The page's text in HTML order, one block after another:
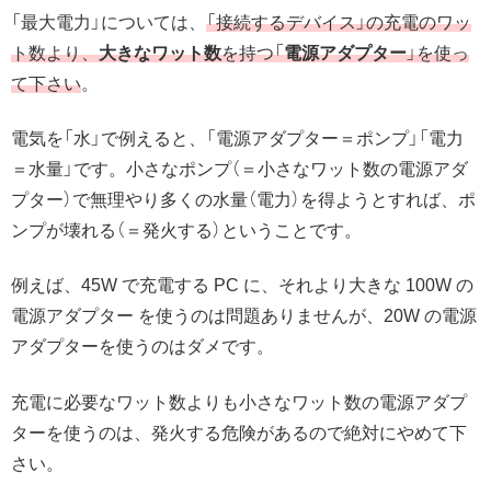
「最大電力」については、 「接続するデバイス」の充電のワッ
ト数より、大きなワット数を持つ「電源アダプター」を使っ
て下さい。
電気を「水」で例えると、「電源アダプター＝ポンプ」「電力
＝水量」です。小さなポンプ（＝小さなワット数の電源アダ
プター）で無理やり多くの水量（電力）を得ようとすれば、ポ
ンプが壊れる（＝発火する）ということです。
例えば、45W で充電する PC に、それより大きな 100W の
電源アダプター を使うのは問題ありませんが、20W の電源
アダプターを使うのはダメです。
充電に必要なワット数よりも小さなワット数の電源アダプ
ターを使うのは、発火する危険があるので絶対にやめて下
さい。